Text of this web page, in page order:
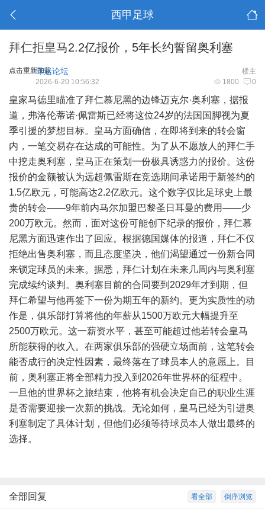
西甲足球
拜仁拒皇马2.2亿报价，5年长约誓留奥利塞
点击重新加载 楼主
球迷论坛
1800 0
2026-6-20 10:56:32
皇家马德里瞄准了拜仁慕尼黑的边锋迈克尔·奥利塞，据报
道，弗洛伦蒂诺·佩雷斯已经将这位24岁的法国国脚视为夏
季引援的梦想目标。皇马方面确信，在即将到来的转会窗
内，一笔交易存在达成的可能性。为了从不愿放人的拜仁手
中挖走奥利塞，皇马正在策划一份极具诱惑力的报价。这份
报价的金额被认为远超佩雷斯在竞选期间承诺用于新签约的
1.5亿欧元，可能高达2.2亿欧元。这个数字仅比足球史上最
贵的转会——9年前内马尔加盟巴黎圣日耳曼的费用——少
200万欧元。然而，面对这份可能创下纪录的报价，拜仁慕
尼黑方面迅速作出了回应。根据德国媒体的报道，拜仁不仅
拒绝出售奥利塞，而且态度坚决，他们渴望通过一份新合同
来锁定球员的未来。据悉，拜仁计划在未来几周内与奥利塞
完成续约谈判。奥利塞目前的合同要到2029年才到期，但
拜仁希望与他再签下一份为期五年的新约。更为实质性的动
作是，俱乐部打算将他的年薪从1500万欧元大幅提升至
2500万欧元。这一薪资水平，甚至可能超过他若转会皇马
所能获得的收入。在两家俱乐部的强硬立场面前，这笔转会
能否成行的决定性因素，最终落在了球员本人的意愿上。目
前，奥利塞正将全部精力投入到2026年世界杯的征程中。
一旦他的世界杯之旅结束，他将有机会决定自己的职业生涯
是否需要迎接一次新的挑战。无论如何，皇马已经为引进奥
利塞制定了具体计划，但他们必须等待球员本人做出最终的
选择。
倒序浏览
看全部
全部回复